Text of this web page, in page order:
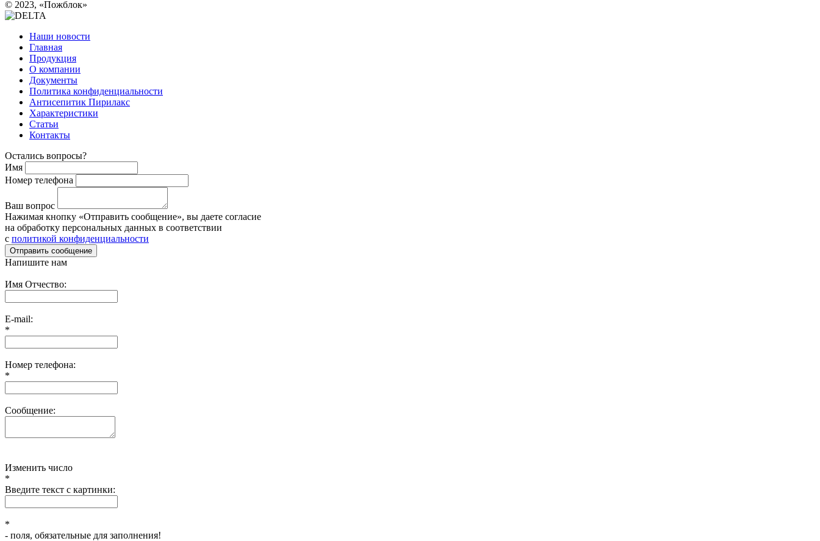
© 2023, «Пожблок»
Наши новости
Главная
Продукция
О компании
Документы
Политика конфиденциальности
Антисепитик Пирилакс
Характеристики
Статьи
Контакты
Остались вопросы?
Имя
Номер телефона
Ваш вопрос
Нажимая кнопку «Отправить сообщение», вы даете согласие
на обработку персональных данных в соответствии
c политикой конфиденциальности
Отправить сообщение
Напишите нам
Имя Отчество:
E-mail:
*
Номер телефона:
*
Сообщение:
Изменить число
*
Введите текст с картинки:
*
- поля, обязательные для заполнения!